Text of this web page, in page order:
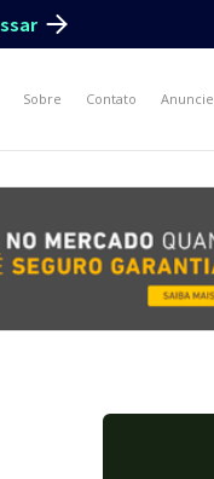
Sobre Contato Anuncie